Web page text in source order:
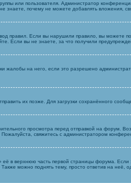
или пользователя. Администратор
знаете, почему не можете добавлять вложения,
правил. Если вы нарушили правило, вы можете
Если вы не знаете, за что получили
жалобы на него, если это разрешено
их позже. Для загрузки сохранённого
просмотра перед отправкой на форум.
свяжитесь с администратором
в верхнюю часть первой страницы форума.
можно поднять тему, просто ответив на неё,